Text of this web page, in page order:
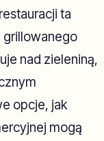
ta
nad zieleniną,
opcje, jak
mogą